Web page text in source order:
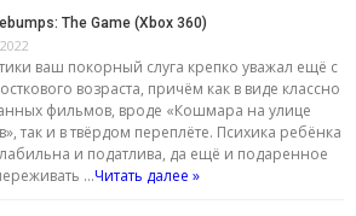
The Game (Xbox 360)
ваш покорный слуга крепко уважал ещё с
возраста, причём как в виде классно
фильмов, вроде «Кошмара на улице
так и в твёрдом переплёте. Психика ребёнка
и податлива, да ещё и подаренное
…Читать далее »